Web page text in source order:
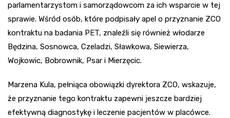
parlamentarzystom i samorządowcom za ich wsparcie w tej
sprawie. Wśród osób, które podpisały apel o przyznanie ZCO
kontraktu na badania PET, znaleźli się również włodarze
Będzina, Sosnowca, Czeladzi, Sławkowa, Siewierza,
Wojkowic, Bobrownik, Psar i Mierzęcic.
Marzena Kula, pełniąca obowiązki dyrektora ZCO, wskazuje,
że przyznanie tego kontraktu zapewni jeszcze bardziej
efektywną diagnostykę i leczenie pacjentów w placówce.